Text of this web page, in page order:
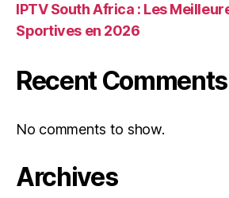
IPTV South Africa : Les
Sportives en 2026
Recent Comments
No comments to show.
Archives